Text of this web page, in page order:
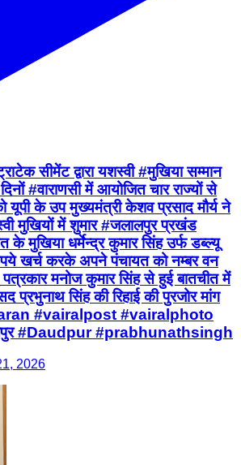
सीमेंट द्वारा यशस्वी #मुखिया सम्मान
#वाराणसी में आयोजित चार राज्यों से
यूपी के उप मुख्यमंत्री केशव प्रसाद मौर्य ने
मुखियों में शुमार #जलालपुर प्रखंड
के मुखिया धर्मेन्द्र कुमार सिंह उर्फ डब्ल्यू
खर्च करके अपने पंचायत को नम्बर वन
पत्रकार मनोज कुमार सिंह से हुई बातचीत में
प्रभुनाथ सिंह की रिहाई की पुरजोर मांग
#vairalpost #vairalphoto
#Daudpur #prabhunathsingh
2026